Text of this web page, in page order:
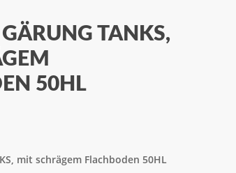
TANKS,
50HL
mit schrägem Flachboden 50HL